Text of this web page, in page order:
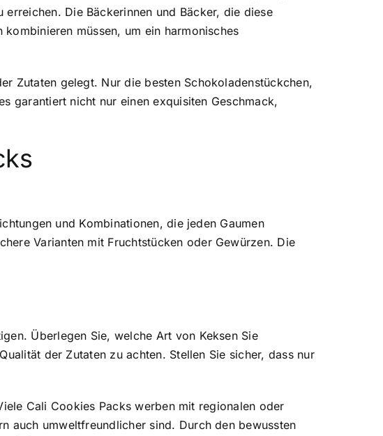
Die Bäckerinnen und Bäcker, die diese
müssen, um ein harmonisches
Zutaten gelegt. Nur die besten Schokoladenstückchen,
garantiert nicht nur einen exquisiten Geschmack,
und Kombinationen, die jeden Gaumen
Varianten mit Fruchtstücken oder Gewürzen. Die
Überlegen Sie, welche Art von Keksen Sie
der Zutaten zu achten. Stellen Sie sicher, dass nur
Cali Cookies Packs werben mit regionalen oder
auch umweltfreundlicher sind. Durch den bewussten